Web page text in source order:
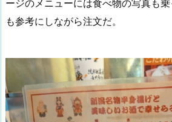
ージのメニューには食べ物の写真も
も参考にしながら注文だ。